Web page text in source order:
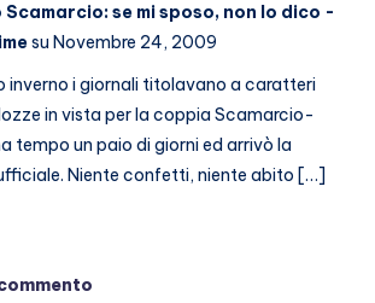
se mi sposo, non lo dico -
su Novembre 24, 2009
inverno i giornali titolavano a caratteri
in vista per la coppia Scamarcio-
tempo un paio di giorni ed arrivò la
Niente confetti, niente abito […]